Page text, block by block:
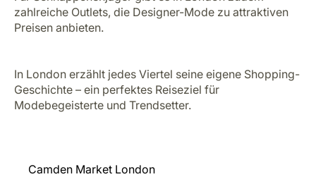
zahlreiche Outlets, die Designer-Mode zu attraktiven
Preisen anbieten.
In London erzählt jedes Viertel seine eigene Shopping-
Geschichte – ein perfektes Reiseziel für
Modebegeisterte und Trendsetter.
Camden Market London